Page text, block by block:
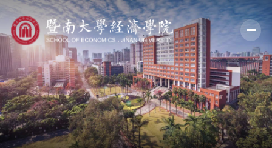
学院概况
新闻中心
师资队伍